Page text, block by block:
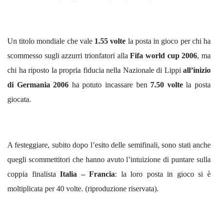
Un titolo mondiale che vale 1.55 volte la posta in gioco per chi ha
scommesso sugli azzurri trionfatori allaFifa world cup 2006, ma
chi ha riposto la propria fiducia nella Nazionale di Lippi all’inizio
di Germania2006 ha potuto incassare ben 7.50 voltela posta
giocata.
A festeggiare, subito dopo l’esito delle semifinali, sono stati anche
quegli scommettitori che hanno avuto l’intuizione di puntare sulla
coppia finalistaItalia – Francia: la loro posta in gioco si è
moltiplicata per 40 volte. (riproduzione riservata).